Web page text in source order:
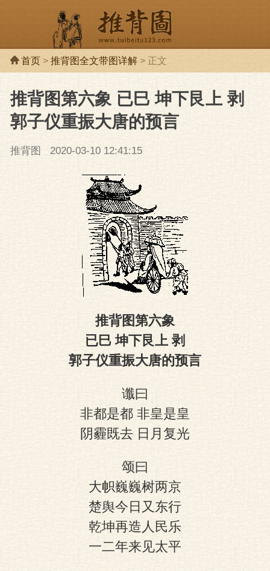
推背图
推背
首页> 推背图全文带图详解> 正文
推背图第六象 已巳 坤下艮上 剥
郭子仪重振大唐的预言
推背图 2020-03-10 12:41:15
推背图第六象
已巳 坤下艮上 剥
郭子仪重振大唐的预言
谶曰
非都是都 非皇是皇
阴霾既去 日月复光
颂曰
大帜巍巍树两京
楚舆今日又东行
乾坤再造人民乐
一二年来见太平